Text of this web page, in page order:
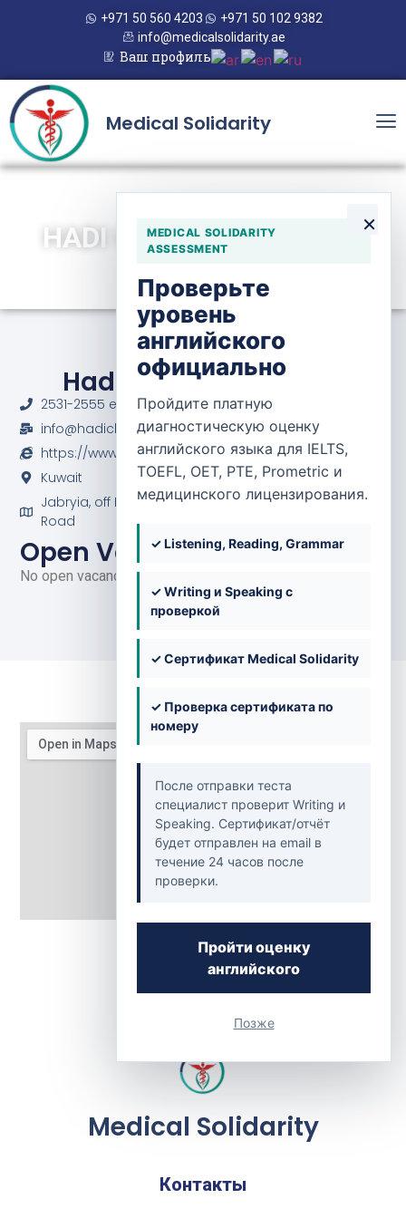
+971 50 560 4203
+971 50 102 9382
info@medicalsolidarity.ae
Ваш профиль
Medical Solidarity
×
MEDICAL SOLIDARITY
ASSESSMENT
Проверьте
уровень
английского
официально
Пройдите платную
диагностическую оценку
английского языка для IELTS,
TOEFL, OET, PTE, Prometric и
медицинского лицензирования.
✓ Listening, Reading, Grammar
✓ Writing и Speaking с
проверкой
✓ Сертификат Medical Solidarity
✓ Проверка сертификата по
номеру
После отправки теста
специалист проверит Writing и
Speaking. Сертификат/отчёт
будет отправлен на email в
течение 24 часов после
проверки.
Пройти оценку
английского
Позже
HADI CLINIC PHARMACY
Hadi Clinic Pharmacy
2531-2555 ext. 297 / 965 1828282
info@hadiclinic.com.kw
https://www.hadiclinic.com.kw/
Kuwait
Jabryia, off Highway 30, between 4th and 5th Ring
Road
Open Vacancies
No open vacancies at the moment.
Back to Clinics
Medical Solidarity
Контакты